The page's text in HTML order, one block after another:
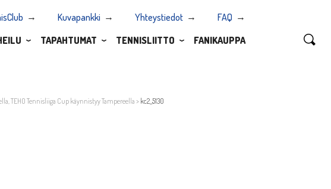
Kuvapankki Yhteystiedot
FAQ
TAPAHTUMAT TENNISLIITTO FANIKAUPPA
TEHO Tennisliiga Cup käynnistyy Tampereella > kc2_5130